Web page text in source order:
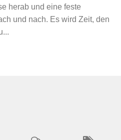
herab und eine feste
und nach. Es wird Zeit, den